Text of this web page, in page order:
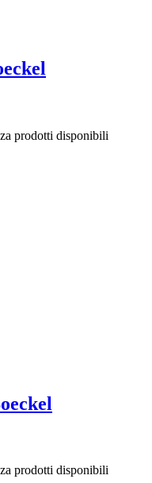
prodotti disponibili
prodotti disponibili